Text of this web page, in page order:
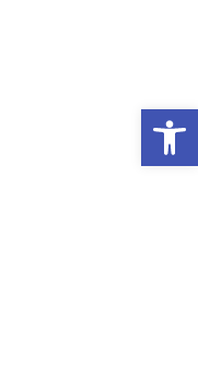
פתח סרגל נגישות